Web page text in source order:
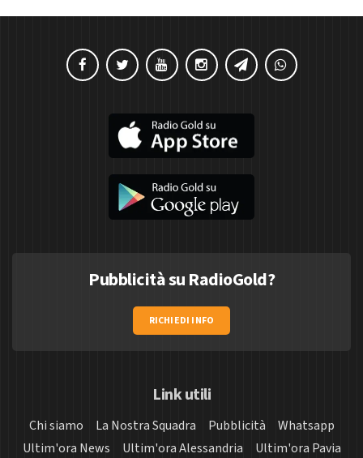
Pubblicità su RadioGold?
RICHIEDI INFO
Link utili
Chi siamo La Nostra Squadra Pubblicità
Whatsapp
Ultim'ora News
Ultim'ora Alessandria
Ultim'ora Pavia